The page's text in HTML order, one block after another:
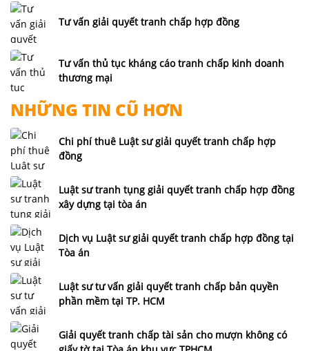
Tư vấn giải quyết tranh chấp hợp đồng
Tư vấn thủ tục kháng cáo tranh chấp kinh doanh
thương mại
NHỮNG TIN CŨ HƠN
Chi phí thuê Luật sư giải quyết tranh chấp hợp
đồng
Luật sư tranh tụng giải quyết tranh chấp hợp đồng
xây dựng tại tòa án
Dịch vụ Luật sư giải quyết tranh chấp hợp đồng tại
Tòa án
Luật sư tư vấn giải quyết tranh chấp bản quyền
phần mềm tại TP. HCM
Giải quyết tranh chấp tài sản cho mượn không có